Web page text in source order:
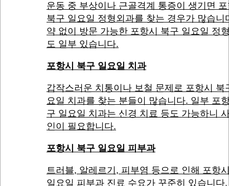
운동 중 부상이나 근골격계 통증이 생기면
북구 일요일 정형외과를 찾는 경우가 많습니
약 없이 방문 가능한 포항시 북구 일요일 정
도 일부 있습니다.
포항시 북구 일요일 치과
갑작스러운 치통이나 보철 문제로 포항시 북
요일 치과를 찾는 분들이 많습니다. 일부 포
구 일요일 치과는 신경 치료 등도 가능하니
인이 필요합니다.
포항시 북구 일요일 피부과
트러블, 알레르기, 피부염 등으로 인해 포항
일요일 피부과 진료 수요가 꾸준히 있습니다